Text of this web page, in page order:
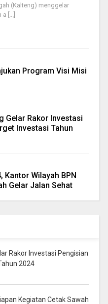
(Kalteng) menggelar
[...]
Program Visi Misi
Gelar Rakor Investasi
Investasi Tahun
Kantor Wilayah BPN
Gelar Jalan Sehat
Rakor Investasi Pengisian
2024
Kegiatan Cetak Sawah